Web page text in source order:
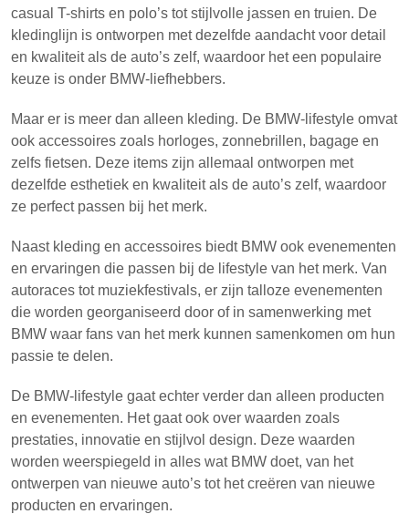
casual T-shirts en polo’s tot stijlvolle jassen en truien. De
kledinglijn is ontworpen met dezelfde aandacht voor detail
en kwaliteit als de auto’s zelf, waardoor het een populaire
keuze is onder BMW-liefhebbers.
Maar er is meer dan alleen kleding. De BMW-lifestyle omvat
ook accessoires zoals horloges, zonnebrillen, bagage en
zelfs fietsen. Deze items zijn allemaal ontworpen met
dezelfde esthetiek en kwaliteit als de auto’s zelf, waardoor
ze perfect passen bij het merk.
Naast kleding en accessoires biedt BMW ook evenementen
en ervaringen die passen bij de lifestyle van het merk. Van
autoraces tot muziekfestivals, er zijn talloze evenementen
die worden georganiseerd door of in samenwerking met
BMW waar fans van het merk kunnen samenkomen om hun
passie te delen.
De BMW-lifestyle gaat echter verder dan alleen producten
en evenementen. Het gaat ook over waarden zoals
prestaties, innovatie en stijlvol design. Deze waarden
worden weerspiegeld in alles wat BMW doet, van het
ontwerpen van nieuwe auto’s tot het creëren van nieuwe
producten en ervaringen.